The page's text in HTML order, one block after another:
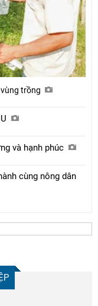
trồng
và hạnh phúc
cùng nông dân